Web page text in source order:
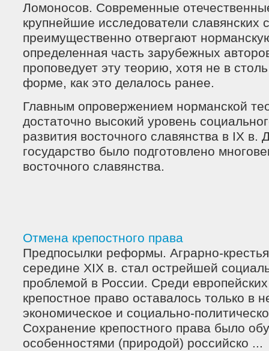
Ломоносов. Современные
крупнейшие исследователи славянских
преимущественно отвергают
определенная часть зарубежных
проповедует эту теорию, хотя не в
форме, как это делалось ранее.
Главным опровержением норманской
достаточно высокий уровень
развития восточного славянства в IX в.
государство было подготовлено
восточного славянства.
Отмена крепостного права
Предпосылки реформы. Аграрно-
середине XIX в. стал острейшей
проблемой в России. Среди европейских
крепостное право оставалось только в
экономическое и социально-
Сохранение крепостного права было
особенностями (природой) российско ...